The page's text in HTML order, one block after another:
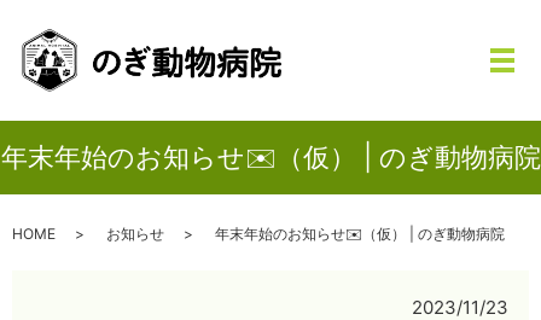
メ
年末年始のお知らせ✉️（仮） | のぎ動物病院
HOME お知らせ 年末年始のお知らせ✉️（仮） | のぎ動物病院
2023/11/23